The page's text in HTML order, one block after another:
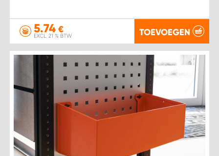
5.74 €
EXCL. 21 % BTW TOEVOEGEN